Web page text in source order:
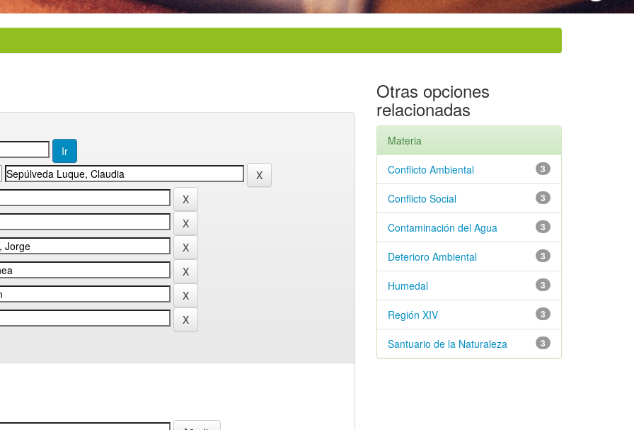
Otras opciones
relacionadas
Materia
3
Conflicto Ambiental
3
Conflicto Social
3
Contaminación del Agua
3
Deterioro Ambiental
3
Humedal
3
Región XIV
3
Santuario de la Naturaleza